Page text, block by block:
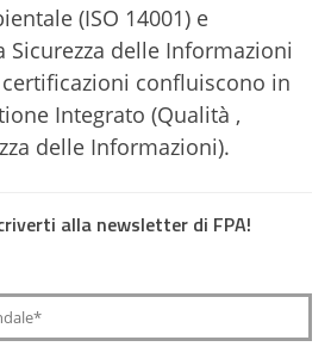
(ISO 14001) e
Sicurezza delle Informazioni
certificazioni confluiscono in
Integrato (Qualità ,
delle Informazioni).
alla newsletter di FPA!